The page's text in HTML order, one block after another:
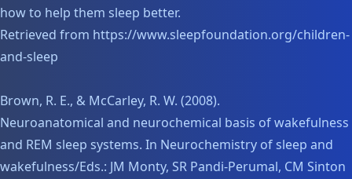
how to help them sleep better.
Retrieved from https://www.sleepfoundation.org/children-
and-sleep
Brown, R. E., & McCarley, R. W. (2008).
Neuroanatomical and neurochemical basis of wakefulness
and REM sleep systems. In Neurochemistry of sleep and
wakefulness/Eds.: JM Monty, SR Pandi-Perumal, CM Sinton